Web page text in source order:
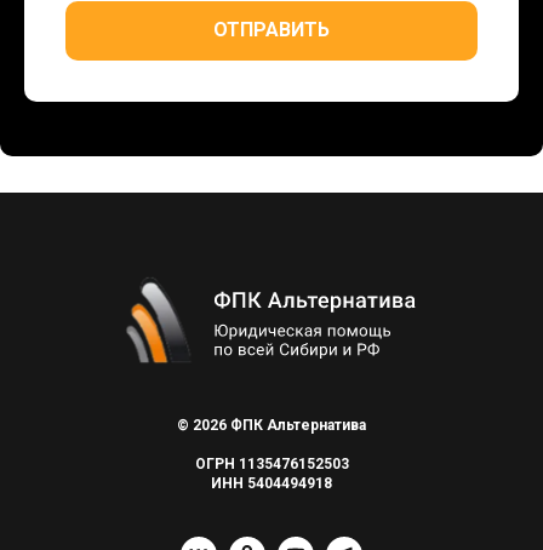
ОТПРАВИТЬ
© 2026 ФПК Альтернатива
ОГРН 1135476152503
ИНН 5404494918